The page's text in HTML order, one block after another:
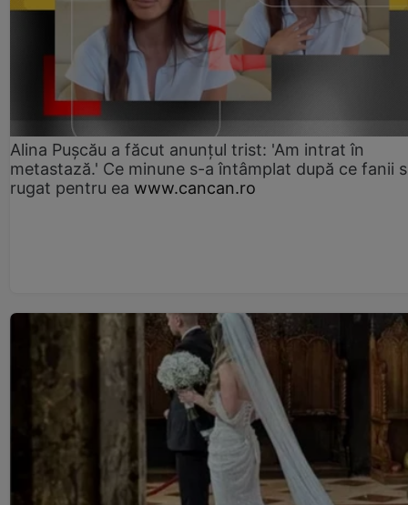
Alina Pușcău a făcut anunțul trist: 'Am intrat în
metastază.' Ce minune s-a întâmplat după ce fanii
rugat pentru ea www.cancan.ro